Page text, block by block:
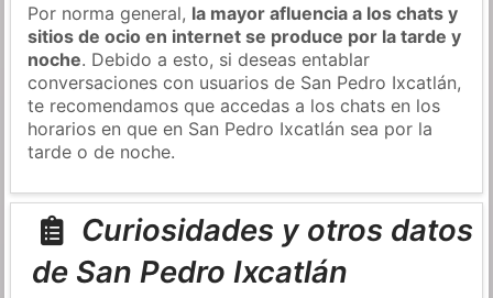
Por norma general, la mayor afluencia a los chats y
sitios de ocio en internet se produce por la tarde y
noche. Debido a esto, si deseas entablar
conversaciones con usuarios de San Pedro Ixcatlán,
te recomendamos que accedas a los chats en los
horarios en que en San Pedro Ixcatlán sea por la
tarde o de noche.
Curiosidades y otros datos
de San Pedro Ixcatlán